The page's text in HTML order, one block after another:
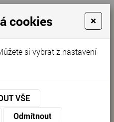
NÁS
NÁS
cookies ×
si vybrat z nastavení
VŠE
Odmítnout